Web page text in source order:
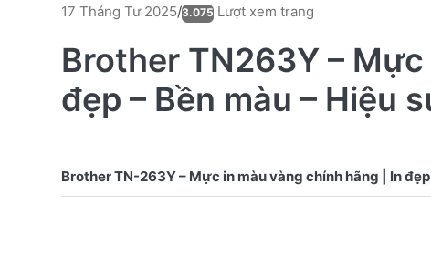
17 Tháng Tư 2025/3.075 Lượt xem trang
Brother TN263Y –
đẹp – Bền màu – Hiệu